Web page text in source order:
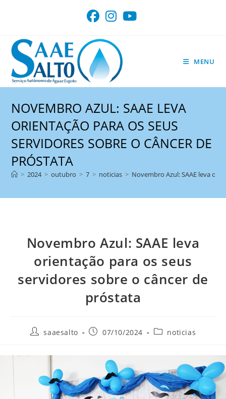
conteúdo
MENU
NOVEMBRO AZUL: SAAE LEVA
ORIENTAÇÃO PARA OS SEUS
SERVIDORES SOBRE O CÂNCER DE
PRÓSTATA
> 2024 > outubro > 7 > noticias > Novembro Azul: SAAE leva
Novembro Azul: SAAE leva
orientação para os seus
servidores sobre o câncer de
próstata
Autorsaaesalto
Post07/10/2024
Categoria
noticias